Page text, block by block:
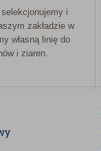
i
zakładzie w
własną linię do
i ziaren.